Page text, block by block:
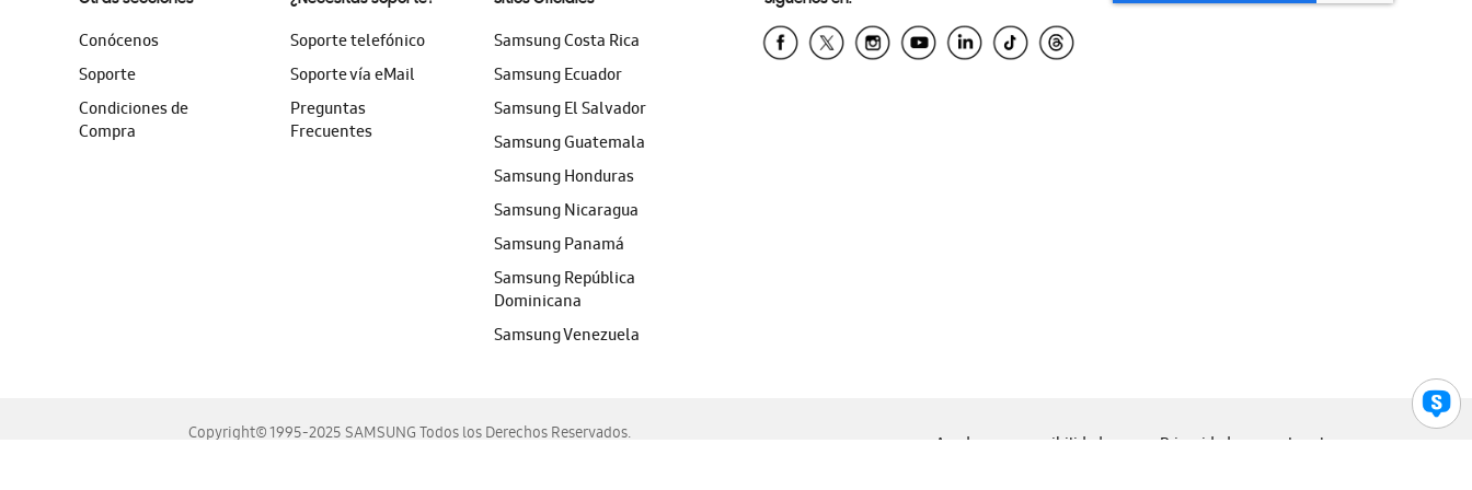
Conócenos
Soporte
Condiciones de
Compra
Soporte telefónico
Soporte vía eMail
Preguntas
Frecuentes
Samsung Costa Rica
Samsung Ecuador
Samsung El Salvador
Samsung Guatemala
Samsung Honduras
Samsung Nicaragua
Samsung Panamá
Samsung República
Dominicana
Samsung Venezuela
Copyright© 1995-2025 SAMSUNG Todos los Derechos Reservados.
Ayuda para accesibilidad Privacidad Legal